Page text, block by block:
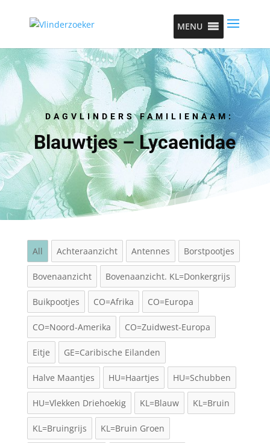
MENU
DAGVLINDERS FAMILIENAAM:
Blauwtjes – Lycaenidae
All Achteraanzicht Antennes Borstpootjes
Bovenaanzicht Bovenaanzicht. KL=Donkergrijs
Buikpootjes CO=Afrika CO=Europa
CO=Noord-Amerika CO=Zuidwest-Europa
Eitje GE=Caribische Eilanden
Halve Maantjes HU=Haartjes HU=Schubben
HU=Vlekken Driehoekig KL=Blauw KL=Bruin
KL=Bruingrijs KL=Bruin Groen